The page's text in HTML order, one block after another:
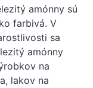
amónny sú
farbivá. V
sa
amónny
na
lakov na